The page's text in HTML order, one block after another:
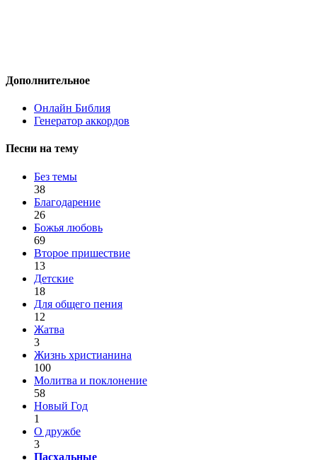
Дополнительное
Онлайн Библия
Генератор аккордов
Песни на тему
Без темы
38
Благодарение
26
Божья любовь
69
Второе пришествие
13
Детские
18
Для общего пения
12
Жатва
3
Жизнь христианина
100
Молитва и поклонение
58
Новый Год
1
О дружбе
3
Пасхальные